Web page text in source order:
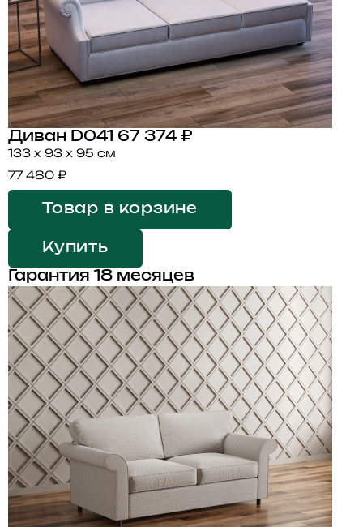
Диван D041 67 374 ₽
133 x 93 x 95 см
77 480 ₽
Товар в корзине
Купить
Гарантия 18 месяцев